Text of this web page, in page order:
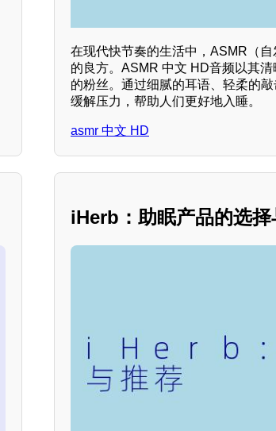
在现代快节奏的生活中，ASMR（
的良方。ASMR 中文 HD音频以其
的粉丝。通过细腻的耳语、轻柔的
缓解压力，帮助人们更好地入睡。
asmr 中文 HD
iHerb：助眠产品的选择